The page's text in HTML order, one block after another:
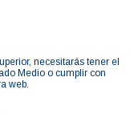
necesitarás tener el
Medio o cumplir con
web.